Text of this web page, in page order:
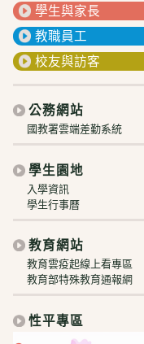
學生與家長
教職員工
校友與訪客
公務網站
國教署雲端差勤系統
學生園地
入學資訊
學生行事曆
教育網站
教育雲疫起線上看專區
教育部特殊教育通報網
性平專區